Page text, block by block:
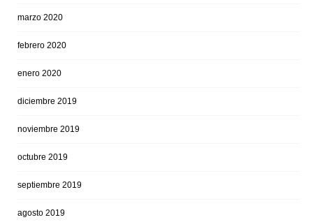
marzo 2020
febrero 2020
enero 2020
diciembre 2019
noviembre 2019
octubre 2019
septiembre 2019
agosto 2019